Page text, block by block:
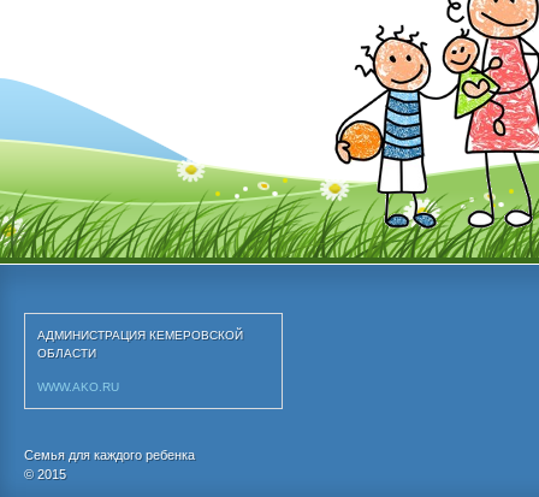
АДМИНИСТРАЦИЯ КЕМЕРОВСКОЙ
ОБЛАСТИ
WWW.AKO.RU
Семья для каждого ребенка
© 2015